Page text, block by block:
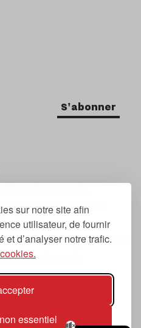
sur notre site afin
utilisateur, de fournir
d’analyser notre trafic.
essentiel
S'abonner
sur la
tendances, dont la
2007.
« prochain », « suivant
thématique du
tendances
de la musique
hip hop, et des